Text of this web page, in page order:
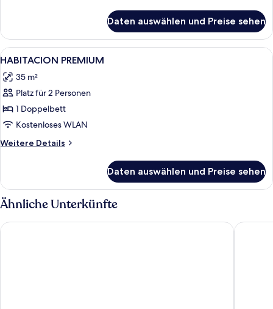
Daten auswählen und Preise sehen
Alle
Fotos
für
HABITACION
PREMIUM
anzeigen
Allergikerbettwaren, Zimmersafe,
13
HABITACION PREMIUM
35 m²
Platz für 2 Personen
1 Doppelbett
Kostenloses WLAN
Weitere Details
Weitere
PREMIUM
Daten auswählen und Preise sehen
Ähnliche Unterkünfte
Holiday Inn Express Oberhausen by IHG Super 8